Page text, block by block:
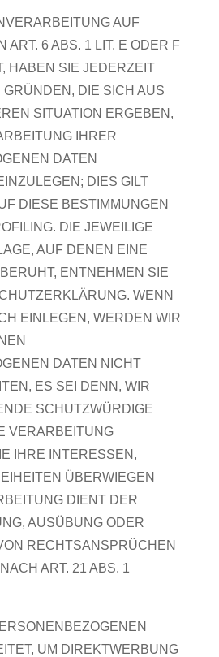
AUF
ART. 6 ABS. 1 LIT. E ODER F
HABEN SIE JEDERZEIT
GRÜNDEN, DIE SICH AUS
SITUATION ERGEBEN,
IHRER
DATEN
DIES GILT
DIESE BESTIMMUNGEN
DIE JEWEILIGE
AUF DENEN EINE
ENTNEHMEN SIE
WENN
EINLEGEN, WERDEN WIR
DATEN NICHT
ES SEI DENN, WIR
SCHUTZWÜRDIGE
VERARBEITUNG
IHRE INTERESSEN,
ÜBERWIEGEN
DIENT DER
AUSÜBUNG ODER
RECHTSANSPRÜCHEN
ART. 21 ABS. 1
UM DIREKTWERBUNG